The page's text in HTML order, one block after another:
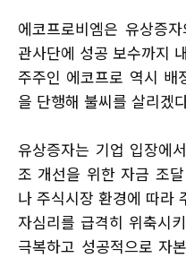
에코프로비엠은 유상증
관사단에 성공 보수까지
주주인 에코프로 역시
을 단행해 불씨를 살리겠
유상증자는 기업 입장에
조 개선을 위한 자금 조
나 주식시장 환경에 따라
자심리를 급격히 위축시
극복하고 성공적으로 자